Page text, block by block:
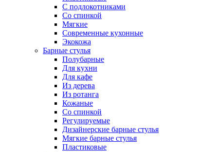
С подлокотниками
Со спинкой
Мягкие
Современные кухонные
Экокожа
Барные стулья
Полубарные
Для кухни
Для кафе
Из дерева
Из ротанга
Кожаные
Со спинкой
Регулируемые
Дизайнерские барные стулья
Мягкие барные стулья
Пластиковые